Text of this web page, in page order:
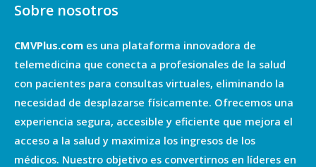
Sobre nosotros
CMVPlus.com es una plataforma innovadora de
telemedicina que conecta a profesionales de la salud
con pacientes para consultas virtuales, eliminando la
necesidad de desplazarse físicamente. Ofrecemos una
experiencia segura, accesible y eficiente que mejora el
acceso a la salud y maximiza los ingresos de los
médicos. Nuestro objetivo es convertirnos en líderes en